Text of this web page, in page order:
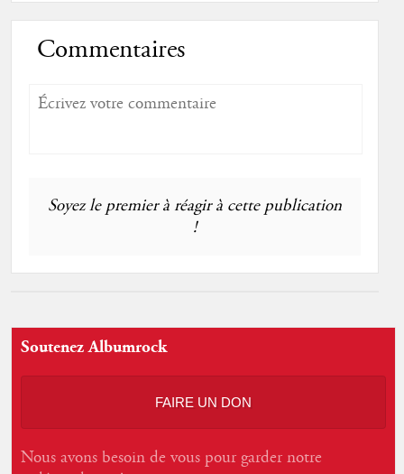
Commentaires
Soyez le premier à réagir à cette publication
!
Soutenez Albumrock
FAIRE UN DON
Nous avons besoin de vous pour garder notre